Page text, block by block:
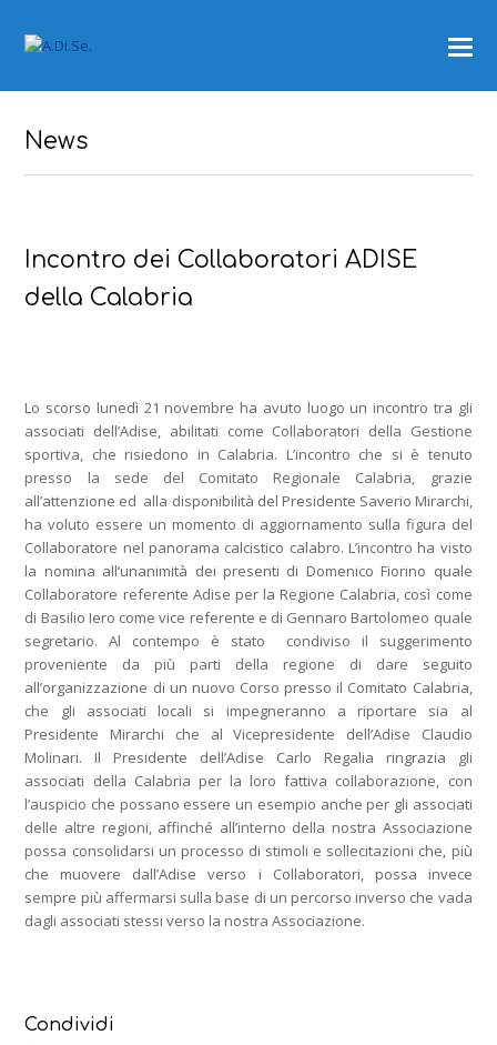
News
Incontro dei Collaboratori ADISE
della Calabria
Lo scorso lunedì 21 novembre ha avuto luogo un incontro tra gli
associati dell’Adise, abilitati come Collaboratori della Gestione
sportiva, che risiedono in Calabria. L’incontro che si è tenuto
presso la sede del Comitato Regionale Calabria, grazie
all’attenzione ed alla disponibilità del Presidente Saverio Mirarchi,
ha voluto essere un momento di aggiornamento sulla figura del
Collaboratore nel panorama calcistico calabro. L’incontro ha visto
la nomina all’unanimità dei presenti di Domenico Fiorino quale
Collaboratore referente Adise per la Regione Calabria, così come
di Basilio Iero come vice referente e di Gennaro Bartolomeo quale
segretario. Al contempo è stato condiviso il suggerimento
proveniente da più parti della regione di dare seguito
all’organizzazione di un nuovo Corso presso il Comitato Calabria,
che gli associati locali si impegneranno a riportare sia al
Presidente Mirarchi che al Vicepresidente dell’Adise Claudio
Molinari. Il Presidente dell’Adise Carlo Regalia ringrazia gli
associati della Calabria per la loro fattiva collaborazione, con
l’auspicio che possano essere un esempio anche per gli associati
delle altre regioni, affinché all’interno della nostra Associazione
possa consolidarsi un processo di stimoli e sollecitazioni che, più
che muovere dall’Adise verso i Collaboratori, possa invece
sempre più affermarsi sulla base di un percorso inverso che vada
dagli associati stessi verso la nostra Associazione.
Condividi